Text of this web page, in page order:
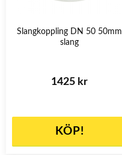
Slangkoppling DN 50 50mm
slang
1425 kr
KÖP!